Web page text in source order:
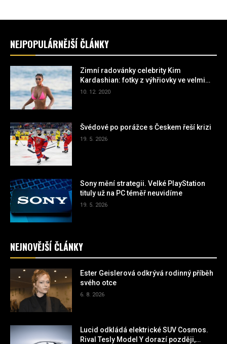
NEJPOPULÁRNĚJŠÍ ČLÁNKY
Zimní radovánky celebrity Kim
Kardashian: fotky z výhřiovky ve velmi
miniaturních plavkách
10. 12. 2020
Švédové po porážce s Českem řeší krizi
19. 5. 2026
Sony mění strategii. Velké PlayStation
tituly už na PC téměř neuvidíme
19. 5. 2026
NEJNOVĚJŠÍ ČLÁNKY
Ester Geislerová odkrývá rodinný příběh
svého otce
6. 8. 2026
Lucid odkládá elektrické SUV Cosmos.
Rival Tesly Model Y dorazí později,